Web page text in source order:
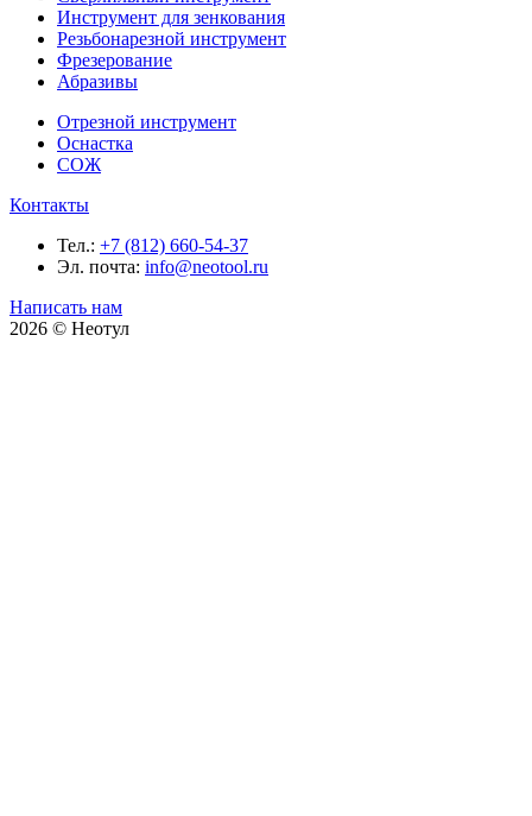
Инструмент для зенкования
Резьбонарезной инструмент
Фрезерование
Абразивы
Отрезной инструмент
Оснастка
СОЖ
Контакты
Тел.: +7 (812) 660-54-37
Эл. почта: info@neotool.ru
Написать нам
2026 © Неотул